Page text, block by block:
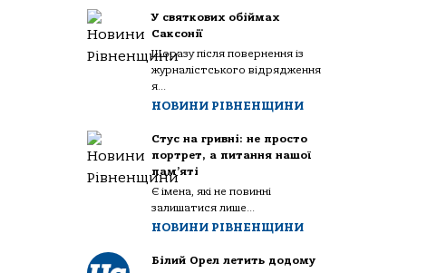
У святкових обіймах
Саксонії
Щоразу після повернення із
журналістського відрядження
я...
НОВИНИ РІВНЕНЩИНИ
Стус на гривні: не просто
портрет, а питання нашої
пам’яті
Є імена, які не повинні
залишатися лише...
НОВИНИ РІВНЕНЩИНИ
Білий Орел летить додому